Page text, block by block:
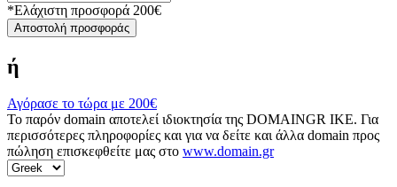
*Ελάχιστη προσφορά 200€
Αποστολή προσφοράς
ή
Αγόρασε το τώρα με 200€
Το παρόν domain αποτελεί ιδιοκτησία της DOMAINGR ΙΚΕ. Για
περισσότερες πληροφορίες και για να δείτε και άλλα domain προς
πώληση επισκεφθείτε μας στο www.domain.gr